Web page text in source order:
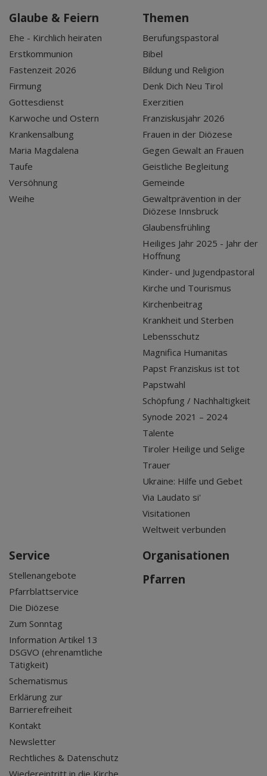
Glaube & Feiern
Ehe - Kirchlich heiraten
Erstkommunion
Fastenzeit 2026
Firmung
Gottesdienst
Karwoche und Ostern
Krankensalbung
Maria Magdalena
Taufe
Versöhnung
Weihe
Themen
Berufungspastoral
Bibel
Bildung und Religion
Denk Dich Neu Tirol
Exerzitien
Franziskusjahr 2026
Frauen in der Diözese
Gegen Gewalt an Frauen
Geistliche Begleitung
Gemeinde
Gewaltprävention in der
Diözese Innsbruck
Glaubensfrühling
Heiliges Jahr 2025 - Jahr der
Hoffnung
Kinder- und Jugendpastoral
Kirche und Tourismus
Kirchenbeitrag
Krankheit und Sterben
Lebensschutz
Magnifica Humanitas
Papst Franziskus ist tot
Papstwahl
Schöpfung / Nachhaltigkeit
Synode 2021 – 2024
Talente
Tiroler Heilige und Selige
Trauer
Ukraine: Hilfe und Gebet
Via Laudato si'
Visitationen
Weltweit verbunden
Service
Stellenangebote
Pfarrblattservice
Die Diözese
Zum Sonntag
Information Artikel 13
DSGVO (ehrenamtliche
Tätigkeit)
Schematismus
Erklärung zur
Barrierefreiheit
Kontakt
Newsletter
Rechtliches & Datenschutz
Wiedereintritt in die Kirche
Organisationen
Pfarren